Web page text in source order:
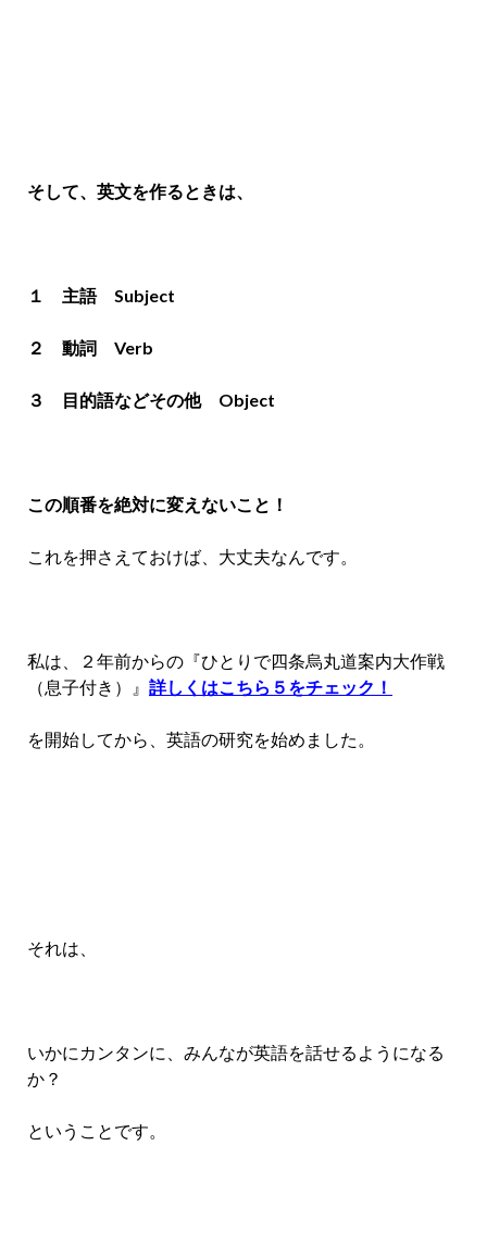
そして、英文を作るときは、
１ 主語 Subject
２ 動詞 Verb
３ 目的語などその他 Object
この順番を絶対に変えないこと！
これを押さえておけば、大丈夫なんです。
私は、２年前からの『ひとりで四条烏丸道案内大作戦
（息子付き）』 詳しくはこちら５をチェック！
を開始してから、英語の研究を始めました。
それは、
いかにカンタンに、みんなが英語を話せるようになる
か？
ということです。